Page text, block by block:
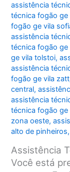
assistência
técnica fogão
fogão ge vila
assistência
técnica fogão ge
ge vila tolstoi,
assistência
fogão ge vila zatt
central,
assistência
técnica fogão
zona oeste,
alto de pinheiros
Assistência
Você está